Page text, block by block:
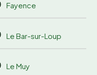
Fayence
Le Bar-sur-Loup
Le Muy